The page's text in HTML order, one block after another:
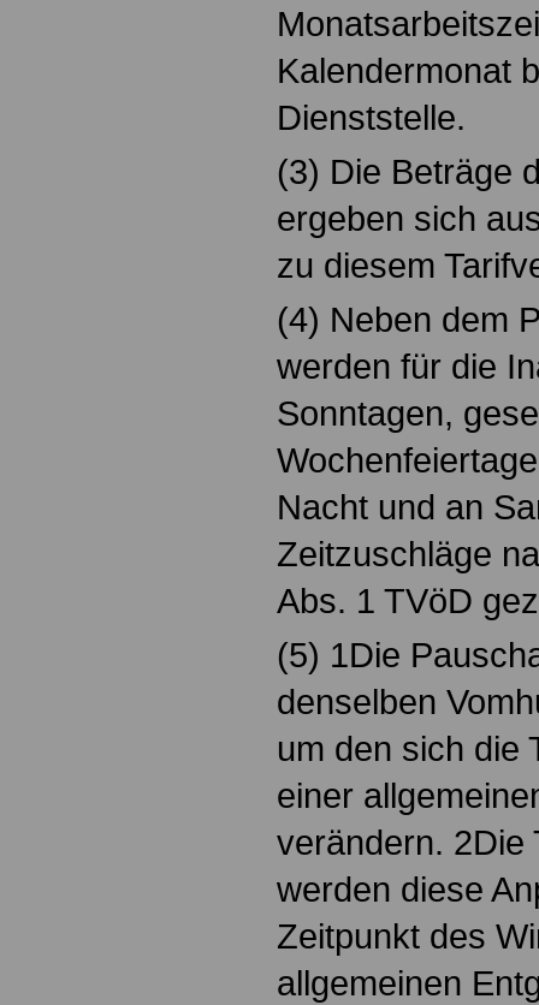
Kalendermonat
Dienststelle.
(3) Die Beträge
ergeben sich
zu diesem
(4) Neben dem
werden für die
Sonntagen,
Nacht und an
Zeitzuschläge
Abs. 1 TVöD
(5) 1Die
denselben
um den sich die
einer
verändern. 2Die
werden diese
Zeitpunkt des
allgemeinen